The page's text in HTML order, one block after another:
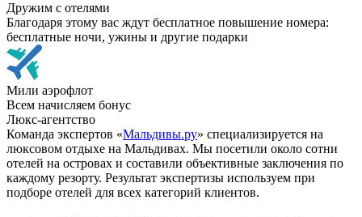
Дружим с отелями
Благодаря этому вас ждут бесплатное повышение номера:
бесплатные ночи, ужины и другие подарки
Мили аэрофлот
Всем начисляем бонус
Люкс-агентство
Команда экспертов «Мальдивы.ру» специализируется на
люксовом отдыхе на Мальдивах. Мы посетили около сотни
отелей на островах и составили объективные заключения по
каждому резорту. Результат экспертизы используем при
подборе отелей для всех категорий клиентов.